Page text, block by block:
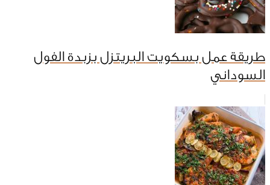
طريقة عمل بسكويت البريتزل بزبدة الفول
السوداني